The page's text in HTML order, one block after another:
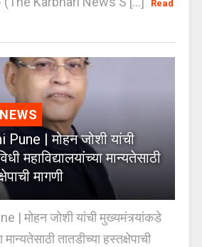
Read
| मोहन जोशी यांची
महाविद्यालयांच्या मान्यतेसाठी
मागणी
| मोहन जोशी यांची मुख्यमंत्र्यांकडे
मान्यतेसाठी तातडीच्या हस्तक्षेपाची